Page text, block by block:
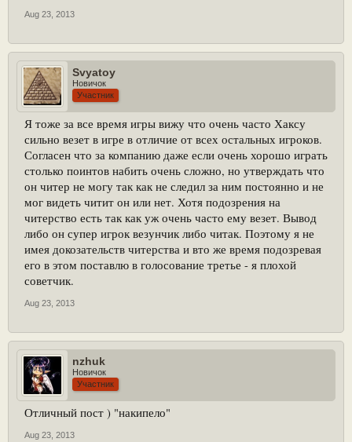
Aug 23, 2013
Svyatoy
Новичок
Участник
Я тоже за все время игры вижу что очень часто Хаксу
сильно везет в игре в отличие от всех остальных игроков.
Согласен что за компанию даже если очень хорошо играть
столько поинтов набить очень сложно, но утверждать что
он читер не могу так как не следил за ним постоянно и не
мог видеть читит он или нет. Хотя подозрения на
читерство есть так как уж очень часто ему везет. Вывод
либо он супер игрок везунчик либо читак. Поэтому я не
имея докозательств читерства и вто же время подозревая
его в этом поставлю в голосование третье - я плохой
советчик.
Aug 23, 2013
nzhuk
Новичок
Участник
Отличный пост ) "накипело"
Aug 23, 2013